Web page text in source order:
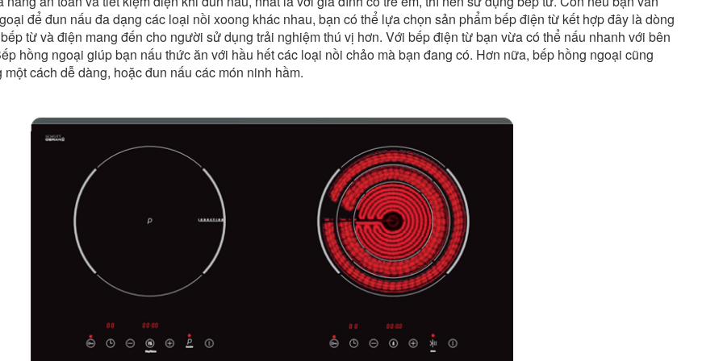
để đun nấu đa dạng các loại nồi xoong khác nhau, bạn có thể lựa chọn sản phẩm bếp điện từ kết hợp đây là dòng
từ và điện mang đến cho người sử dụng trải nghiệm thú vị hơn. Với bếp điện từ bạn vừa có thể nấu nhanh với bên
hồng ngoại giúp bạn nấu thức ăn với hầu hết các loại nồi chảo mà bạn đang có. Hơn nữa, bếp hồng ngoại cũng
cách dễ dàng, hoặc đun nấu các món ninh hầm.